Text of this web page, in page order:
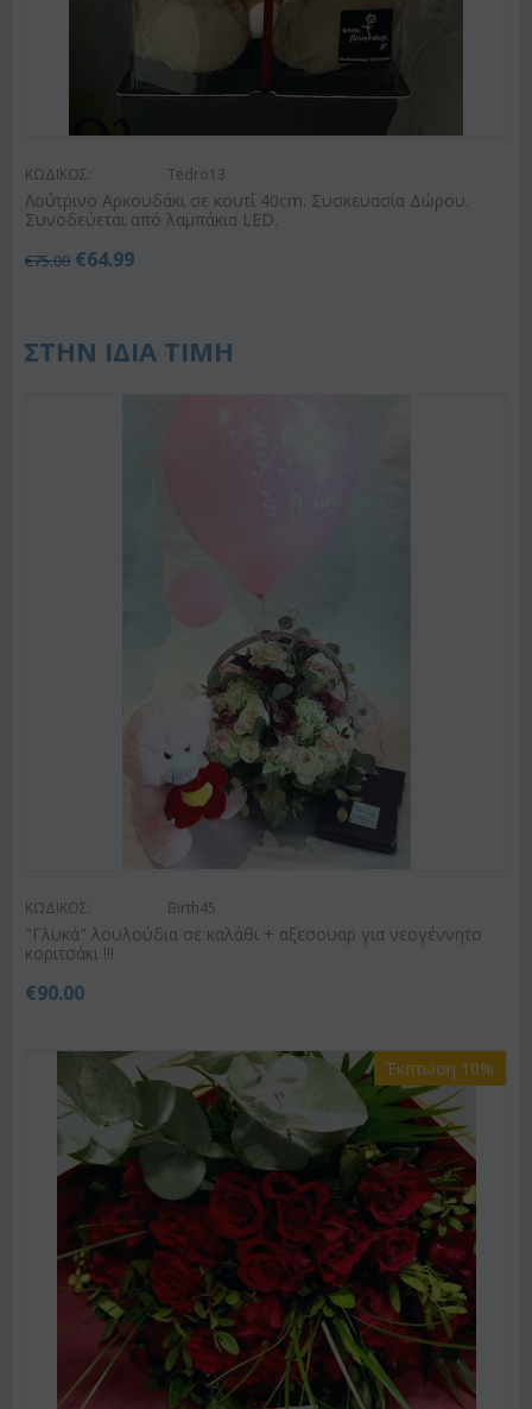
ΚΩΔΙΚΟΣ: Tedro13
Λούτρινο Αρκουδάκι σε κουτί 40cm. Συσκευασία Δώρου.
Συνοδεύεται από λαμπάκια LED.
€75.00 €64.99
ΣΤΗΝ ΙΔΙΑ ΤΙΜΗ
ΚΩΔΙΚΟΣ: Birth45
"Γλυκά" λουλούδια σε καλάθι + αξεσουαρ για νεογέννητο
κοριτσάκι !!!
€90.00
Έκπτωση 10%